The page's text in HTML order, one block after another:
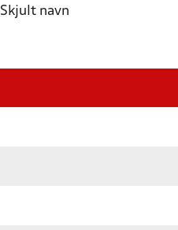
Skjult navn